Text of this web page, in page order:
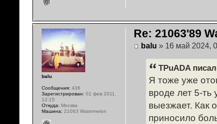
Re: 21063'89
balu » 16 май 2024,
TPuADA
Я тоже уже
вроде лет 5-
выезжает. Как
приносило
balu
Сообщения: 436
Зарегистрирован: 01 фев 2011,
12:15
Откуда: Москва
Машина: 21063 Watermelon